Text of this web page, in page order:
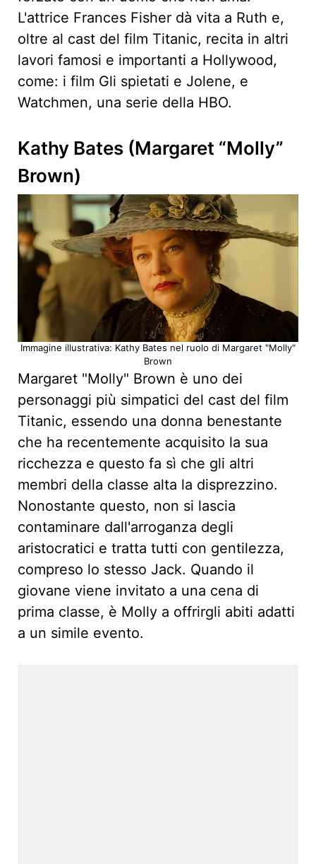
L'attrice Frances Fisher dà vita a Ruth e,
oltre al cast del film Titanic, recita in altri
lavori famosi e importanti a Hollywood,
come: i film Gli spietati e Jolene, e
Watchmen, una serie della HBO.
Kathy Bates (Margaret “Molly”
Brown)
Immagine illustrativa: Kathy Bates nel ruolo di Margaret "Molly"
Brown
Margaret "Molly" Brown è uno dei
personaggi più simpatici del cast del film
Titanic, essendo una donna benestante
che ha recentemente acquisito la sua
ricchezza e questo fa sì che gli altri
membri della classe alta la disprezzino.
Nonostante questo, non si lascia
contaminare dall'arroganza degli
aristocratici e tratta tutti con gentilezza,
compreso lo stesso Jack. Quando il
giovane viene invitato a una cena di
prima classe, è Molly a offrirgli abiti adatti
a un simile evento.